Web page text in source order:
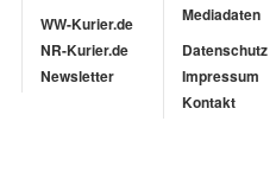
WW-Kurier.de
NR-Kurier.de
Newsletter
Mediadaten
Datenschutz
Impressum
Kontakt